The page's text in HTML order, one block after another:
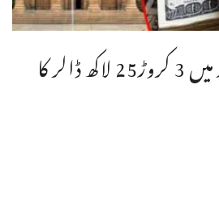
ملکی زر مبادلہ ذخائر میں 3 کروڑ25 لاکھ ڈالر کا